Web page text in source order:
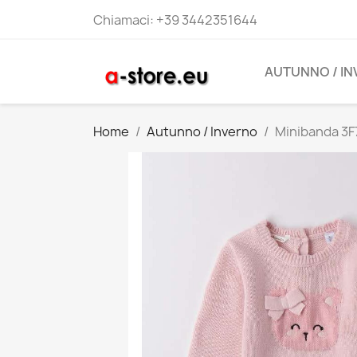
Chiamaci: +39 3442351644
AUTUNNO /
Home Autunno / Inverno Minibanda